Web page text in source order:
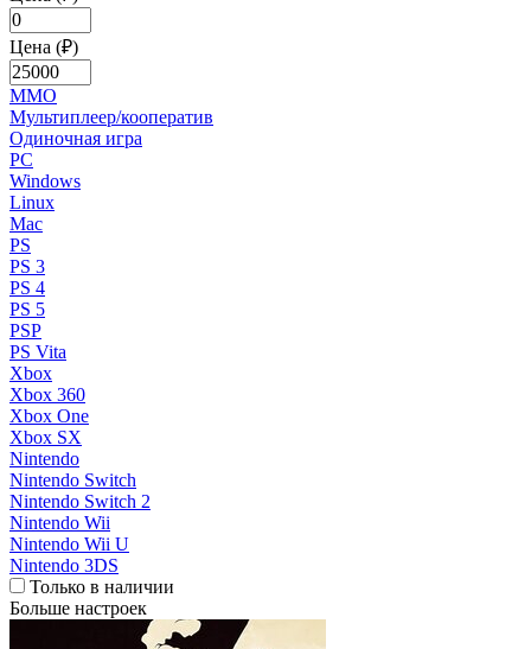
Цена (₽)
MMO
Мультиплеер/кооператив
Одиночная игра
PC
Windows
Linux
Mac
PS
PS 3
PS 4
PS 5
PSP
PS Vita
Xbox
Xbox 360
Xbox One
Xbox SX
Nintendo
Nintendo Switch
Nintendo Switch 2
Nintendo Wii
Nintendo Wii U
Nintendo 3DS
Только в наличии
Больше настроек